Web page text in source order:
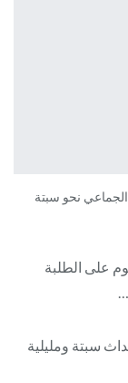
نحو سبتة
على الطلبة
سبتة ومليلية